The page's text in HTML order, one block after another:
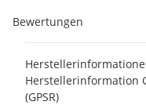
Bewertungen
Herstellerinformation
(GPSR)